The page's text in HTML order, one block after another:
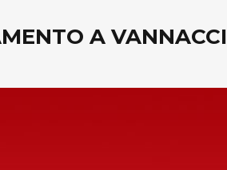
A VANNACCI